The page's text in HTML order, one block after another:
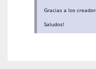
Gracias a los
Saludos!